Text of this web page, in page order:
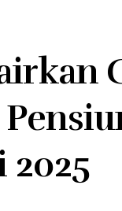
2025